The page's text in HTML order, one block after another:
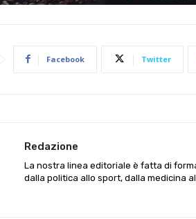
Facebook Twitter
Redazione
La nostra linea editoriale è fatta di
dalla politica allo sport, dalla medicina